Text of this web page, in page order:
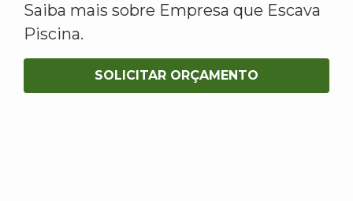
Saiba mais sobre Empresa que Escava
Piscina.
SOLICITAR ORÇAMENTO